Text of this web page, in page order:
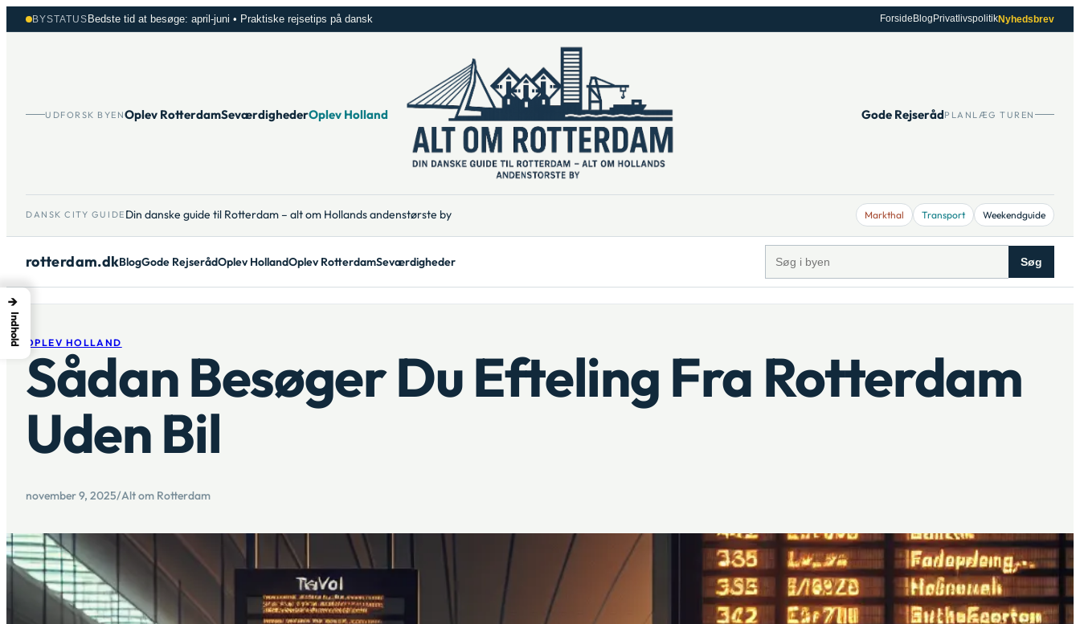
Spring
til
BYSTATUS Bedste tid at besøge: april-juni • Praktiske rejsetips på dansk Forside Blog PrivatlivspolitikNyhedsbrev
UDFORSK BYENOplev RotterdamSeværdighederOplev Holland Gode RejserådPLANLÆG TUREN
DANSK CITY GUIDE Din danske guide til Rotterdam – alt om Hollands andenstørste by Markthal Transport Weekendguide
rotterdam.dkBlogGode RejserådOplev HollandOplev RotterdamSeværdigheder Søg
OPLEV HOLLAND
Sådan Besøger Du Efteling Fra Rotterdam
Uden Bil
november 9, 2025/Alt om Rotterdam
→
Indhold